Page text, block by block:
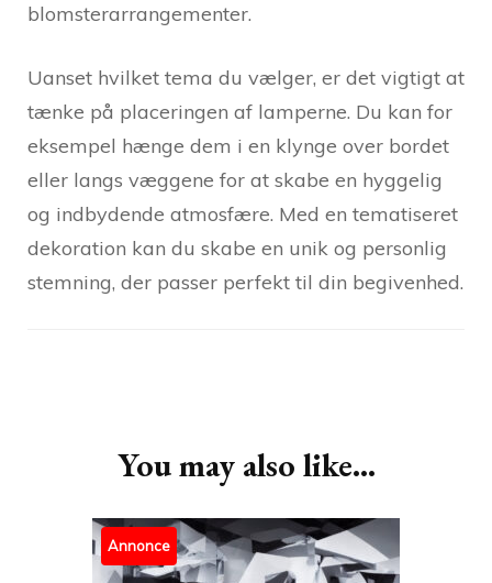
blomsterarrangementer.
Uanset hvilket tema du vælger, er det vigtigt at
tænke på placeringen af lamperne. Du kan for
eksempel hænge dem i en klynge over bordet
eller langs væggene for at skabe en hyggelig
og indbydende atmosfære. Med en tematiseret
dekoration kan du skabe en unik og personlig
stemning, der passer perfekt til din begivenhed.
You may also like...
Annonce